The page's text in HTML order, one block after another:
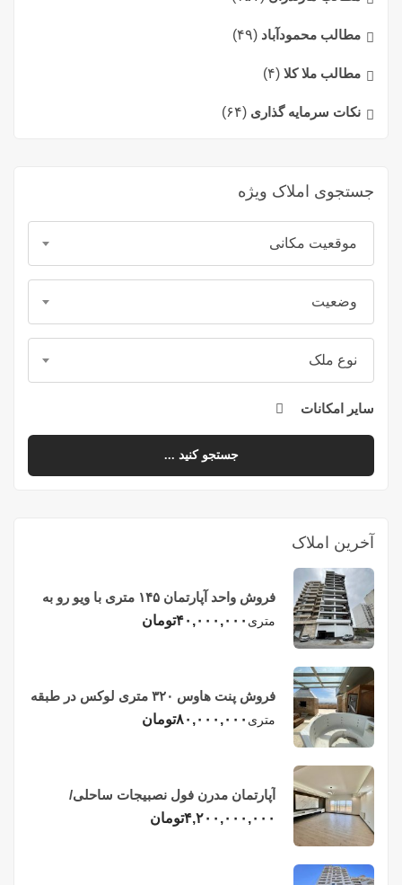
مطالب محمودآباد (۴۹)
مطالب ملا کلا (۴)
نکات سرمایه گذاری (۶۴)
جستجوی املاک ویژه
موقعیت مکانی
وضعیت
نوع ملک
سایر امکانات
جستجو کنید ...
آخرین املاک
فروش واحد آپارتمان ۱۴۵ متری با ویو رو به
دریا در فریدونکنار
متری ۴۰,۰۰۰,۰۰۰تومان
فروش پنت هاوس ۳۲۰ متری لوکس در طبقه
چهاردهم فریدونکنار
متری ۸۰,۰۰۰,۰۰۰تومان
آپارتمان مدرن فول نصبیجات ساحلی/
فریدونکنار
۴,۲۰۰,۰۰۰,۰۰۰تومان